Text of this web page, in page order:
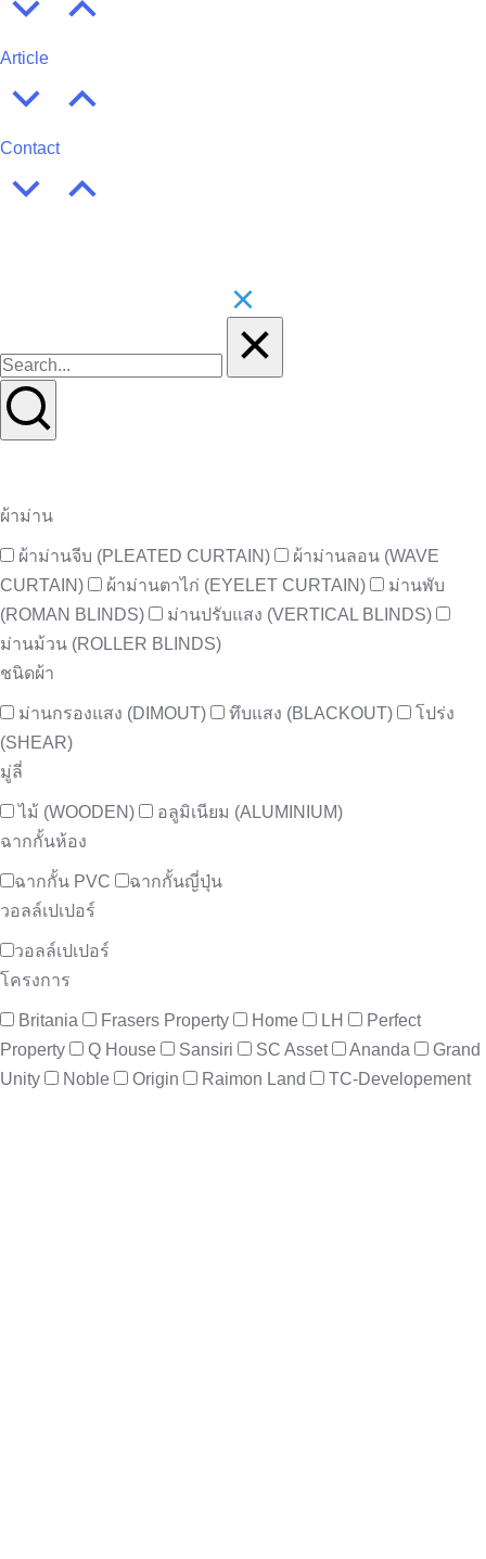
Article
Contact
ผ้าม่าน
ผ้าม่านจีบ (PLEATED CURTAIN)
ผ้าม่านลอน (WAVE
CURTAIN)
ผ้าม่านตาไก่ (EYELET CURTAIN)
ม่านพับ
(ROMAN BLINDS)
ม่านปรับแสง (VERTICAL BLINDS)
ม่านม้วน (ROLLER BLINDS)
ชนิดผ้า
ม่านกรองแสง (DIMOUT) ทึบแสง (BLACKOUT)
โปร่ง
(SHEAR)
มู่ลี่
ไม้ (WOODEN)
อลูมิเนียม (ALUMINIUM)
ฉากกั้นห้อง
ฉากกั้น PVC
ฉากกั้นญี่ปุ่น
วอลล์เปเปอร์
วอลล์เปเปอร์
โครงการ
Britania Frasers Property Home LH
Perfect
Property
Q House Sansiri SC Asset Ananda
Grand
Unity
Noble Origin Raimon Land TC-Developement